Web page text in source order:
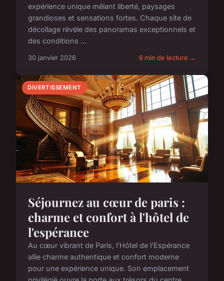
expérience unique mêlant liberté, paysages
grandioses et sensations fortes. Chaque site de
décollage révèle des panoramas exceptionnels et
des conditions ...
30 janvier 2026 6 min de lecture →
DIVERTISSEMENT
Séjournez au cœur de paris :
charme et confort à l'hôtel de
l'espérance
Au cœur vibrant de Paris, l'Hôtel de l'Espérance
allie charme authentique et confort moderne
pour une expérience unique. Son emplacement